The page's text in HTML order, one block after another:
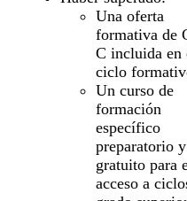
Una oferta
formativa de
C incluida en
ciclo
Un curso de
formación
específico
preparatorio y
gratuito para
acceso a